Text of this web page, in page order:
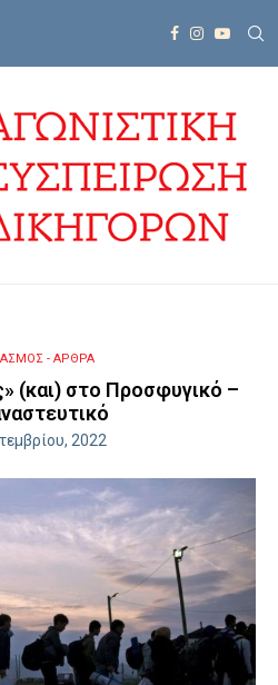
- ΑΡΘΡΑ
(και) στο Προσφυγικό –
2022